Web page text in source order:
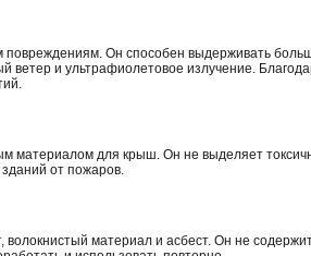
Он способен выдерживать
ветер и ультрафиолетовое излучение.
материалом для крыш. Он не выделяет
от пожаров.
материал и асбест. Он не